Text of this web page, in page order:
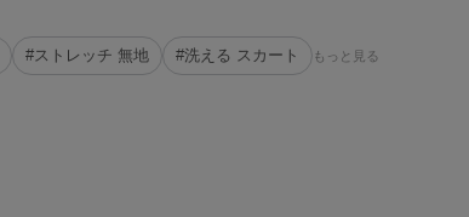
#ストレッチ 無地 #洗える スカート もっと見る